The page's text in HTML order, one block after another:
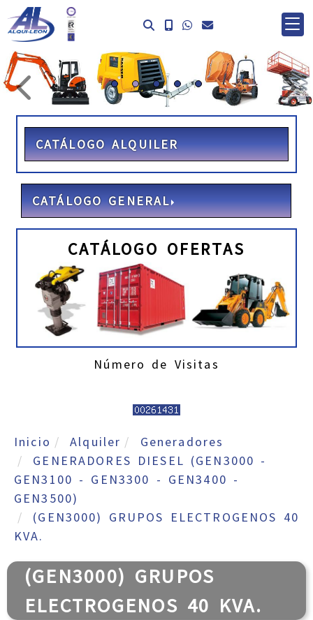
prev
CATÁLOGO ALQUILER
CATÁLOGO GENERAL
CATÁLOGO OFERTAS
Número de Visitas
Inicio Alquiler
Generadores
GENERADORES DIESEL (GEN3000 -
GEN3100 - GEN3300 - GEN3400 -
GEN3500)
(GEN3000) GRUPOS ELECTROGENOS 40
KVA.
(GEN3000) GRUPOS
ELECTROGENOS 40 KVA.